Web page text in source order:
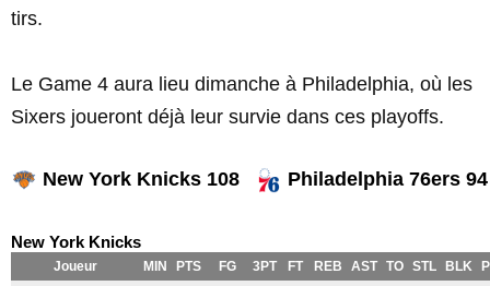
tirs.
Le Game 4 aura lieu dimanche à Philadelphia, où les
Sixers joueront déjà leur survie dans ces playoffs.
New York Knicks 108 Philadelphia 76ers 94
New York Knicks
Joueur MIN PTS FG 3PT FT REB AST TO STL BLK